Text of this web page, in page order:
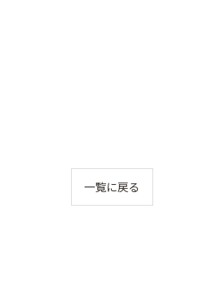
一覧に戻る